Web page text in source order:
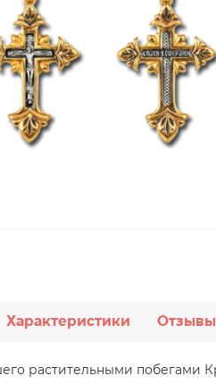
Характеристики Отзывы
растительными побегами